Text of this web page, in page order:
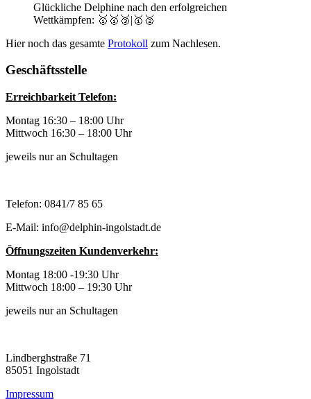
Glückliche Delphine nach den erfolgreichen
Wettkämpfen: 🥇🥇🥉|🥇🥈
Hier noch das gesamte Protokoll zum Nachlesen.
Geschäftsstelle
Erreichbarkeit Telefon:
Montag 16:30 – 18:00 Uhr
Mittwoch 16:30 – 18:00 Uhr
jeweils nur an Schultagen
Telefon: 0841/7 85 65
E-Mail: info@delphin-ingolstadt.de
Öffnungszeiten Kundenverkehr:
Montag 18:00 -19:30 Uhr
Mittwoch 18:00 – 19:30 Uhr
jeweils nur an Schultagen
Lindberghstraße 71
85051 Ingolstadt
Impressum